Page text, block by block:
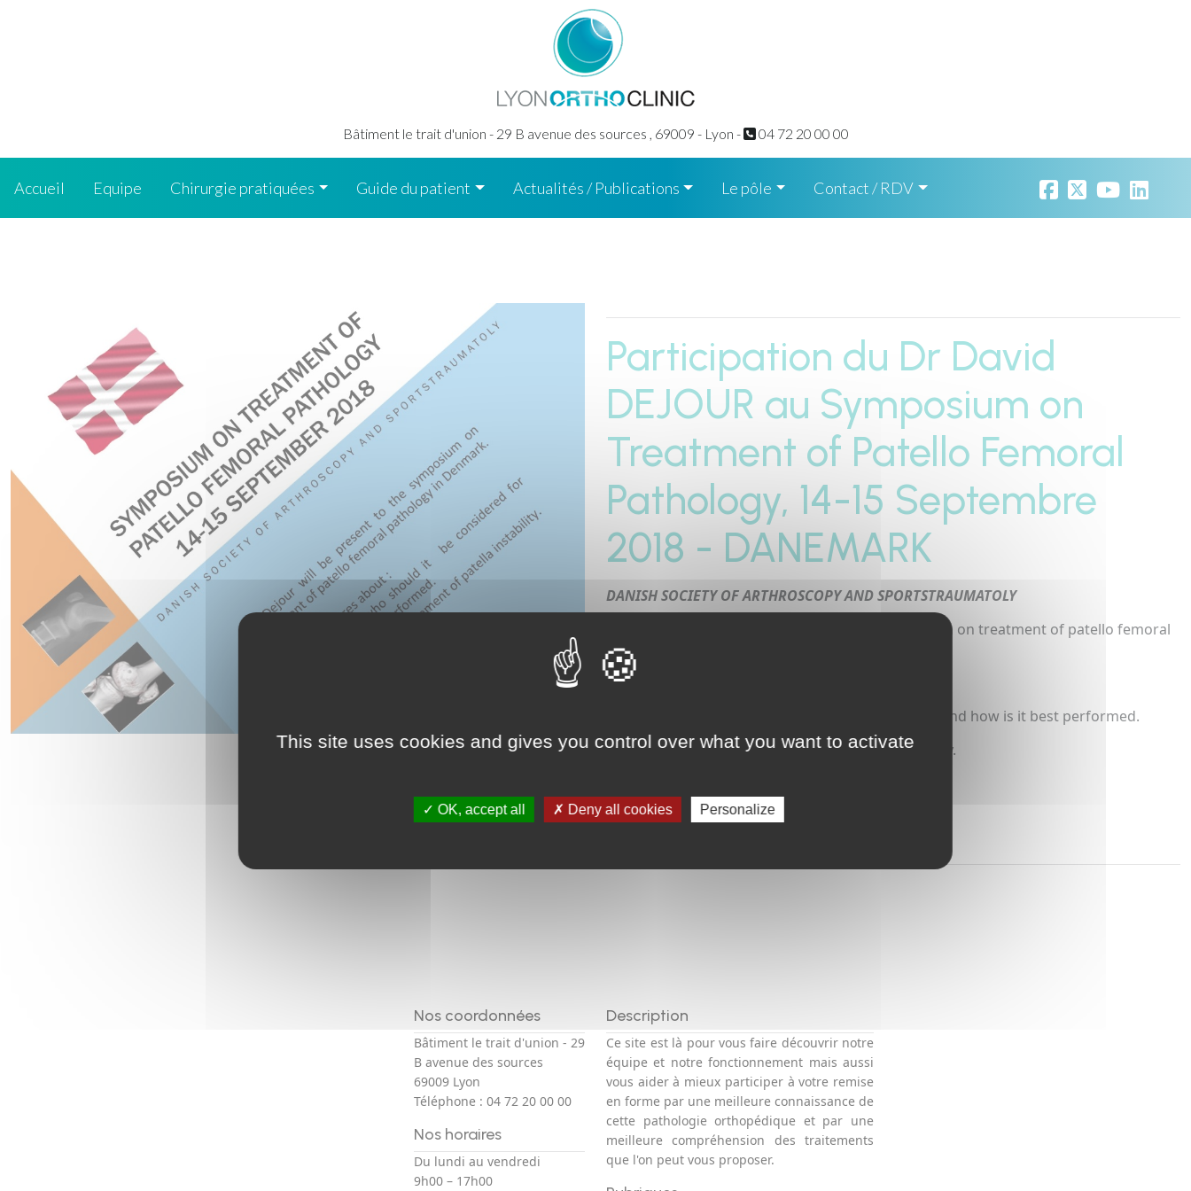
Bâtiment le trait d'union - 29 B avenue des sources , 69009 - Lyon - 04 72 20 00 00
Accueil Equipe Chirurgie pratiquées Guide du patient Actualités / Publications Le pôle Contact / RDV
Participation du Dr David
DEJOUR au Symposium on
Treatment of Patello Femoral
Pathology, 14-15 Septembre
2018 - DANEMARK
DANISH SOCIETY OF ARTHROSCOPY AND SPORTSTRAUMATOLY
will be present to the symposium on treatment of patello femoral
pathology in Denmark.
He gives lectures about :
- Trochleoplasty : who should it be considered for and how is it best performed.
- Osteotomies for management of patella instability.
RETOUR
Nos coordonnées
Bâtiment le trait d'union - 29
B avenue des sources
69009 Lyon
Téléphone : 04 72 20 00 00
Nos horaires
Du lundi au vendredi
9h00 – 17h00
Description
Ce site est là pour vous faire découvrir notre
équipe et notre fonctionnement mais aussi
vous aider à mieux participer à votre remise
en forme par une meilleure connaissance de
cette pathologie orthopédique et par une
meilleure compréhension des traitements
que l'on peut vous proposer.
This site uses cookies and gives you control over what you want to activate
OK, accept all Deny all cookies Personalize